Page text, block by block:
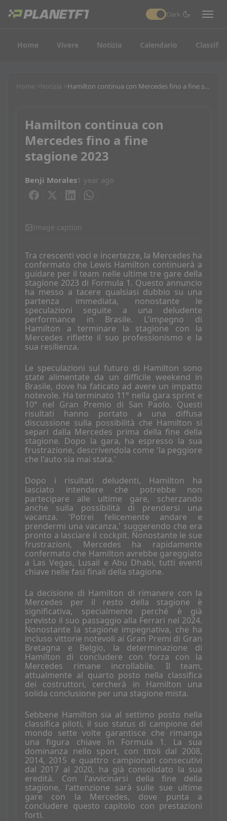
Dark
Home Vivere Notizia Calendario
Home Notizia Hamilton continua con Mercedes fino a fine stagione 2023
Hamilton continua con
Mercedes fino a fine
stagione 2023
Benji Morales 1 year ago
Image caption
Tra crescenti voci e incertezze, la Mercedes ha
confermato che Lewis Hamilton continuerà a
guidare per il team nelle ultime tre gare della
stagione 2023 di Formula 1. Questo annuncio
ha messo a tacere qualsiasi dubbio su una
partenza immediata, nonostante le
speculazioni seguite a una deludente
performance in Brasile. L'impegno di
Hamilton a terminare la stagione con la
Mercedes riflette il suo professionismo e la
sua resilienza.
Le speculazioni sul futuro di Hamilton sono
state alimentate da un difficile weekend in
Brasile, dove ha faticato ad avere un impatto
notevole. Ha terminato 11° nella gara sprint e
10° nel Gran Premio di San Paolo. Questi
risultati hanno portato a una diffusa
discussione sulla possibilità che Hamilton si
separi dalla Mercedes prima della fine della
stagione. Dopo la gara, ha espresso la sua
frustrazione, descrivendola come 'la peggiore
che l'auto sia mai stata.'
Dopo i risultati deludenti, Hamilton ha
lasciato intendere che potrebbe non
partecipare alle ultime gare, scherzando
anche sulla possibilità di prendersi una
vacanza. 'Potrei felicemente andare e
prendermi una vacanza,' suggerendo che era
pronto a lasciare il cockpit. Nonostante le sue
frustrazioni, Mercedes ha rapidamente
confermato che Hamilton avrebbe gareggiato
a Las Vegas, Lusail e Abu Dhabi, tutti eventi
chiave nelle fasi finali della stagione.
La decisione di Hamilton di rimanere con la
Mercedes per il resto della stagione è
significativa, specialmente perché è già
previsto il suo passaggio alla Ferrari nel 2024.
Nonostante la stagione impegnativa, che ha
incluso vittorie notevoli ai Gran Premi di Gran
Bretagna e Belgio, la determinazione di
Hamilton di concludere con forza con la
Mercedes rimane incrollabile. Il team,
attualmente al quarto posto nella classifica
dei costruttori, cercherà in Hamilton una
solida conclusione per una stagione mista.
Sebbene Hamilton sia al settimo posto nella
classifica piloti, il suo status di campione del
mondo sette volte garantisce che rimanga
una figura chiave in Formula 1. La sua
dominanza nello sport, con titoli dal 2008,
2014, 2015 e quattro campionati consecutivi
dal 2017 al 2020, ha già consolidato la sua
eredità. Con l'avvicinarsi della fine della
stagione, l'attenzione sarà sulle sue ultime
gare con la Mercedes, dove punta a
concludere questo capitolo con prestazioni
forti.